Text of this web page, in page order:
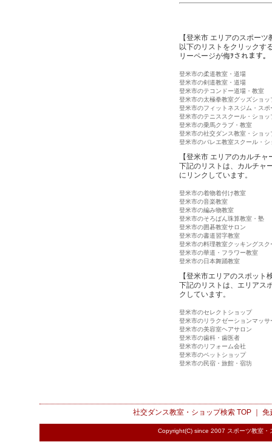
【登米市 エリアのスポー
以下のリストをクリックす
リーページが侮ｦされます。
登米市の柔道教室・道場
登米市の剣道教室・道場
登米市のテコンドー道場・教室
登米市の太極拳教室グッズショッ
登米市のフィットネスジム・スポ
登米市のテニススクール・ショッ
登米市の乗馬クラブ・教室
登米市の社交ダンス教室・ショッ
登米市のバレエ教室スクール・シ
【登米市 エリアのカルチ
下記のリストは、カルチャ
にリンクしています。
登米市の着物着付け教室
登米市の音楽教室
登米市の編み物教室
登米市のそろばん珠算教室・塾
登米市の囲碁教室サロン
登米市の書道習字教室
登米市の料理教室クッキングスク
登米市の華道・フラワー教室
登米市の日本舞踊教室
【登米市エリアのスポット
下記のリストは、エリアス
クしています。
登米市のセレクトショップ
登米市のリラクゼーションマッサ
登米市の美容室ヘアサロン
登米市の歯科・歯医者
登米市のリフォーム会社
登米市のペットショップ
登米市の民宿・旅館・宿坊
社交ダンス教室・ショップ検索TOP ｜ 免
Copyright(C) since 2007 スポーツ教室・